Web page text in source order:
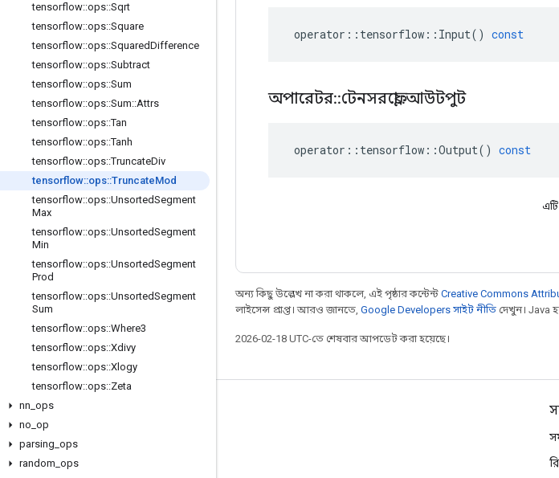
tensorflow::ops::Sqrt
tensorflow::ops::Square
tensorflow::ops::SquaredDifference
tensorflow::ops::Subtract
tensorflow::ops::Sum
tensorflow::ops::Sum::Attrs
tensorflow::ops::Tan
tensorflow::ops::Tanh
tensorflow::ops::TruncateDiv
tensorflow::ops::TruncateMod
tensorflow::ops::UnsortedSegment
Max
tensorflow::ops::UnsortedSegment
Min
tensorflow::ops::UnsortedSegment
Prod
tensorflow::ops::UnsortedSegment
Sum
tensorflow::ops::Where3
tensorflow::ops::Xdivy
tensorflow::ops::Xlogy
tensorflow::ops::Zeta
nn ops
no op
parsing ops
random ops
operator :: tensorflow :: Input() const
অপারেটর::টেনসরফ্লো::আউটপুট
operator :: tensorflow ::Output() const
অন্য কিছু উল্লেখ না করা থাকলে, এই পৃষ্ঠার কন্টেন্ট Creative Commons
লাইসেন্স প্রাপ্ত। আরও জানতে, Google Developers সাইট নীতি দেখুন। Java
2026-02-18 UTC-তে শেষবার আপডেট করা হয়েছে।
সবসময় যুক্ত থাকুন
ফোরাম